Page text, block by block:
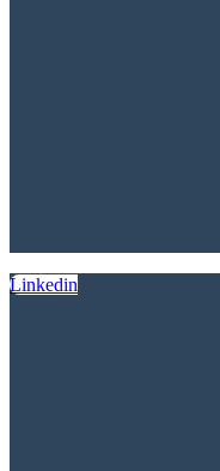
Linkedin